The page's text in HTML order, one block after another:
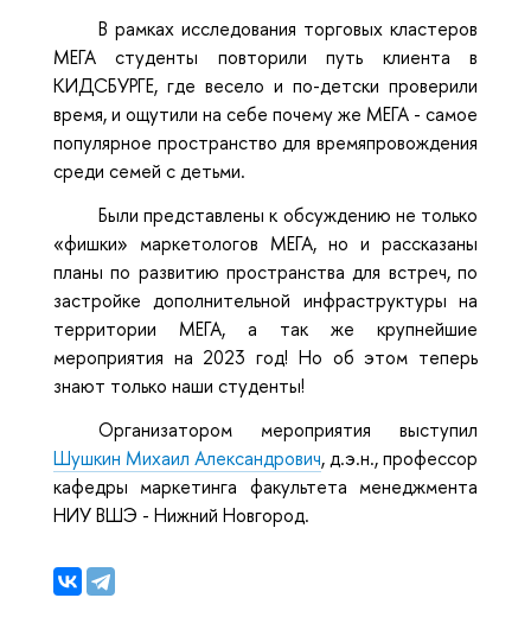
В рамках исследования торговых кластеров
МЕГА студенты повторили путь клиента в
КИДСБУРГЕ, где весело и по-детски проверили
время, и ощутили на себе почему же МЕГА - самое
популярное пространство для времяпровождения
среди семей с детьми.
Были представлены к обсуждению не только
«фишки» маркетологов МЕГА, но и рассказаны
планы по развитию пространства для встреч, по
застройке дополнительной инфраструктуры на
территории МЕГА, а так же крупнейшие
мероприятия на 2023 год! Но об этом теперь
знают только наши студенты!
Организатором мероприятия выступил
Шушкин Михаил Александрович, д.э.н., профессор
кафедры маркетинга факультета менеджмента
НИУ ВШЭ - Нижний Новгород.